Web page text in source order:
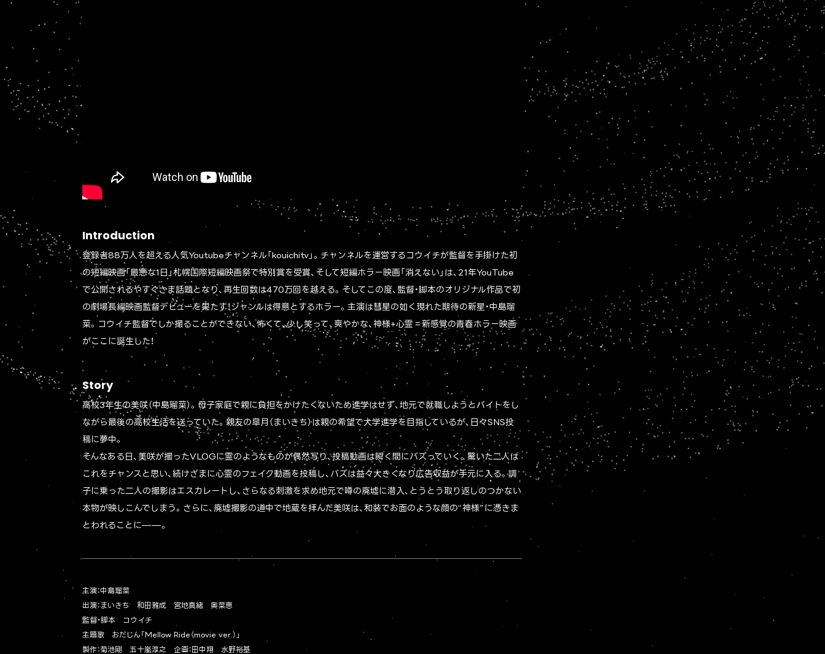
Introduction
登録者88万人を超える人気Youtubeチャンネル「kouichitv」。チャンネルを運営するコウイチが監督を手掛けた初
の短編映画「最悪な1日」札幌国際短編映画祭で特別賞を受賞、そして短編ホラー映画「消えない」は、21年YouTube
で公開されるやすぐさま話題となり、再生回数は470万回を越える。そしてこの度、監督・脚本のオリジナル作品で初
の劇場長編映画監督デビューを果たす！ジャンルは得意とするホラー。主演は彗星の如く現れた期待の新星・中島瑠
菜。コウイチ監督でしか撮ることができない、怖くて、少し笑って、爽やかな、神様+心霊＝新感覚の青春ホラー映画
がここに誕生した！
Story
高校3年生の美咲（中島瑠菜）。母子家庭で親に負担をかけたくないため進学はせず、地元で就職しようとバイトをし
ながら最後の高校生活を送っていた。親友の皐月（まいきち）は親の希望で大学進学を目指しているが、日々SNS投
稿に夢中。
そんなある日、美咲が撮ったVLOGに霊のようなものが偶然写り、投稿動画は瞬く間にバズっていく。驚いた二人は
これをチャンスと思い、続けざまに心霊のフェイク動画を投稿し、バズは益々大きくなり広告収益が手元に入る。調
子に乗った二人の撮影はエスカレートし、さらなる刺激を求め地元で噂の廃墟に潜入、とうとう取り返しのつかない
本物が映しこんでしまう。さらに、廃墟撮影の道中で地蔵を拝んだ美咲は、和装でお面のような顔の“神様”に憑きま
とわれることに——。
主演：中島瑠菜
出演：まいきち 和田雅成 宮地真緒 奥菜恵
監督・脚本 コウイチ
主題歌 おだじん「Mellow Ride（movie ver.）」
製作：菊池剛 五十嵐淳之 企画：田中翔 水野裕基